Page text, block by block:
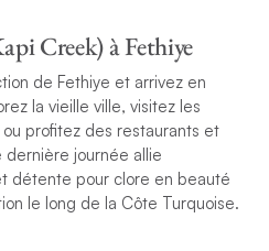
Creek) à Fethiye
de Fethiye et arrivez en
la vieille ville, visitez les
profitez des restaurants et
journée allie
détente pour clore en beauté
le long de la Côte Turquoise.